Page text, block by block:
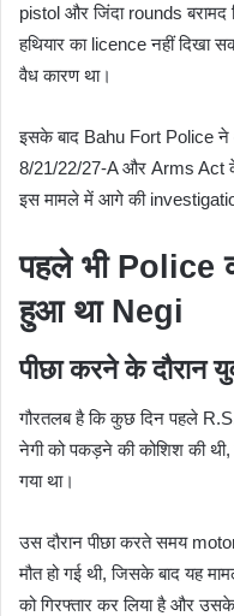
pistol और जिंदा rounds बरामद
हथियार का licence नहीं दिखा
वैध कारण था।
इसके बाद Bahu Fort Police ने
8/21/22/27-A और Arms Act
इस मामले में आगे की
पहले भी Police
हुआ था Negi
पीछा करने के दौरान
गौरतलब है कि कुछ दिन पहले
नेगी को पकड़ने की कोशिश की
गया था।
उस दौरान पीछा करते समय
मौत हो गई थी, जिसके बाद यह
को गिरफ्तार कर लिया है और